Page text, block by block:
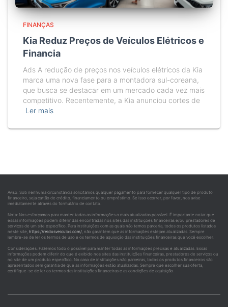
FINANÇAS
Kia Reduz Preços de Veículos Elétricos e
Financia
Ads A redução de preços nos veículos elétricos da Kia
marca uma nova fase para a montadora sul-coreana,
que busca se destacar em um mercado cada vez mais
competitivo. Recentemente, a Kia anunciou cortes de
Ler mais
Aviso: Sob nenhuma circunstância solicitamos qualquer pagamento para fornecer qualquer tipo de produto
financeiro, seja cartão de crédito, financiamento ou empréstimo. Se isso ocorrer, por favor, nos avise
imediatamente através do formulário de contato.
Nota: Nos esforçamos para manter todas as informações o mais atualizadas possível. É importante notar que
essas informações podem diferir das encontradas nos sites das instituições financeiras e/ou prestadores de
serviços de um site específico. Para instituições com as quais não temos parceria, todos os produtos listados
neste site, https://reidosveiculos.com/, não garantem que as informações estejam atualizadas. Sempre
lembre-se de ler os termos de uso e os termos de aquisição das instituições financeiras que você escolher.
Considerações: Fazemos todo o possível para manter todas as informações precisas e atualizadas. Essas
informações podem diferir do que é exibido nos sites das instituições financeiras, prestadores de serviços ou
no site de um produto específico. No caso de instituições não parceiras, todos os produtos financeiros são
apresentados sem garantia de que as informações estão atualizadas. Sempre que escolher sua oferta,
certifique-se de ler os termos das instituições financeiras e as condições de aquisição.